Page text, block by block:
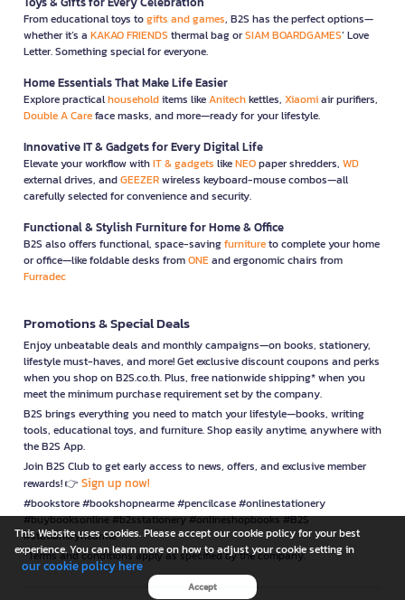
From educational toys togifts and games, B2S has the perfect options—
whether it’s a KAKAO FRIENDS thermal bag orSIAM BOARDGAMES’ Love
Letter. Something special for everyone.
Home Essentials That Make Life Easier
Explore practicalhouseholditems likeAnitechkettles, Xiaomiair purifiers,
Double A Careface masks, and more—ready for your lifestyle.
Innovative IT & Gadgets for Every Digital Life
Elevate your workflow withIT & gadgets likeNEOpaper shredders, WD
external drives, andGEEZERwireless keyboard-mouse combos—all
carefully selected for convenience and security.
Functional & Stylish Furniture for Home & Office
B2S also offers functional, space-savingfurnitureto complete your home
or office—like foldable desks fromONEand ergonomic chairs from
Furradec
Promotions & Special Deals
Enjoy unbeatable deals and monthly campaigns—on books, stationery,
lifestyle must-haves, and more! Get exclusive discount coupons and perks
when you shop on B2S.co.th. Plus, free nationwide shipping* when you
meet the minimum purchase requirement set by the company.
B2S brings everything you need to match your lifestyle—books, writing
tools, educational toys, and furniture. Shop easily anytime, anywhere with
the B2S App.
Join B2S Club to get early access to news, offers, and exclusive member
rewards! 👉 Sign up now!
#bookstore #bookshopnearme #pencilcase #onlinestationery
#buybooksonline #b2sstationery #onlineshopbooks #B2S
#stationerynearme
*Terms and conditions apply as specified by the company.
This Website uses cookies. Please accept our cookie policy for your best
experience. You can learn more on how to adjust your cookie setting in
our cookie policy here
Accept